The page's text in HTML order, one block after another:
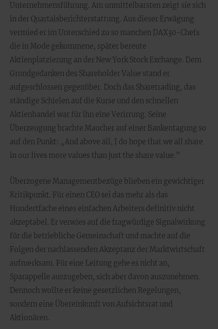
Unternehmensführung. Am unmittelbarsten zeigt sie sich
in der Quartalsberichterstattung. Aus dieser Erwägung
vermied er im Unterschied zu so manchen DAX30-Chefs
die in Mode gekommene, später bereute
Aktienplatzierung an der New York Stock Exchange. Dem
Grundgedanken des Shareholder Value stand er
aufgeschlossen gegenüber. Doch das Sharetrading, das
ständige Schielen auf die Kurse und den schnellen
Aktienhandel war für ihn eine Verirrung. Seine
Überzeugung brachte Maucher auf einer Bankentagung so
auf den Punkt: „And above all, I do hope that we all share
in our lives more values than just the share value.”
Überzogene Managementbezüge blieben ein gewichtiger
Kritikpunkt. Für einen CEO sei das mehr als das
Hundertfache eines einfachen Arbeiters definitiv nicht
akzeptabel. Er verwies auf die fragwürdige Signalwirkung
für die betriebliche Gemeinschaft und machte auf die
Folgen der nachlassenden Akzeptanz der Marktwirtschaft
aufmerksam. Für eine Leitung gehe es nicht an,
Sparappelle auszugeben, sich aber davon auszunehmen.
Dennoch wollte er keine gesetzlichen Regelungen,
sondern eine Übereinkunft von Aufsichtsrat und
Aktionären.